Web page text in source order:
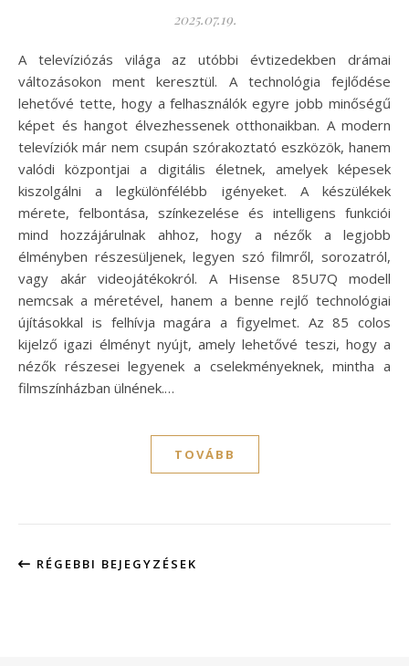
2025.07.19.
A televíziózás világa az utóbbi évtizedekben drámai
változásokon ment keresztül. A technológia fejlődése
lehetővé tette, hogy a felhasználók egyre jobb minőségű
képet és hangot élvezhessenek otthonaikban. A modern
televíziók már nem csupán szórakoztató eszközök, hanem
valódi központjai a digitális életnek, amelyek képesek
kiszolgálni a legkülönfélébb igényeket. A készülékek
mérete, felbontása, színkezelése és intelligens funkciói
mind hozzájárulnak ahhoz, hogy a nézők a legjobb
élményben részesüljenek, legyen szó filmről, sorozatról,
vagy akár videojátékokról. A Hisense 85U7Q modell
nemcsak a méretével, hanem a benne rejlő technológiai
újításokkal is felhívja magára a figyelmet. Az 85 colos
kijelző igazi élményt nyújt, amely lehetővé teszi, hogy a
nézők részesei legyenek a cselekményeknek, mintha a
filmszínházban ülnének.…
TOVÁBB
RÉGEBBI BEJEGYZÉSEK